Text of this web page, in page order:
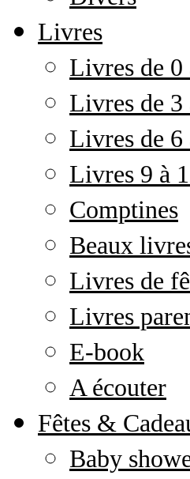
Livres
Livres de 0
Livres de 3
Livres de 6
Livres 9 à
Comptines
Beaux
Livres de
Livres
E-book
A écouter
Fêtes &
Baby